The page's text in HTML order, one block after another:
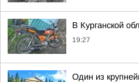
В Курганской
19:27
Один из